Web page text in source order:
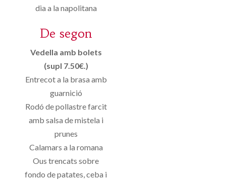
dia a la napolitana
De segon
Vedella amb bolets
(supl 7.50€.)
Entrecot a la brasa amb
guarnició
Rodó de pollastre farcit
amb salsa de mistela i
prunes
Calamars a la romana
Ous trencats sobre
fondo de patates, ceba i